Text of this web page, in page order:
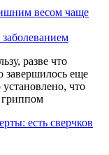
весом чаще
разве что
завершилось еще
что
гриппом
есть сверчков